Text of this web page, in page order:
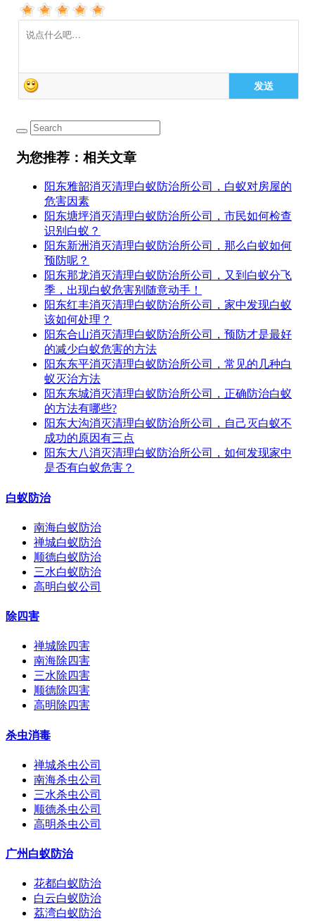
发送
为您推荐：相关文章
阳东雅韶消灭清理白蚁防治所公司，白蚁对房屋的
危害因素
阳东塘坪消灭清理白蚁防治所公司，市民如何检查
识别白蚁？
阳东新洲消灭清理白蚁防治所公司，那么白蚁如何
预防呢？
阳东那龙消灭清理白蚁防治所公司，又到白蚁分飞
季，出现白蚁危害别随意动手！
阳东红丰消灭清理白蚁防治所公司，家中发现白蚁
该如何处理？
阳东合山消灭清理白蚁防治所公司，预防才是最好
的减少白蚁危害的方法
阳东东平消灭清理白蚁防治所公司，常见的几种白
蚁灭治方法
阳东东城消灭清理白蚁防治所公司，正确防治白蚁
的方法有哪些?
阳东大沟消灭清理白蚁防治所公司，自己灭白蚁不
成功的原因有三点
阳东大八消灭清理白蚁防治所公司，如何发现家中
是否有白蚁危害？
白蚁防治
南海白蚁防治
禅城白蚁防治
顺德白蚁防治
三水白蚁防治
高明白蚁公司
除四害
禅城除四害
南海除四害
三水除四害
顺德除四害
高明除四害
杀虫消毒
禅城杀虫公司
南海杀虫公司
三水杀虫公司
顺德杀虫公司
高明杀虫公司
广州白蚁防治
花都白蚁防治
白云白蚁防治
荔湾白蚁防治